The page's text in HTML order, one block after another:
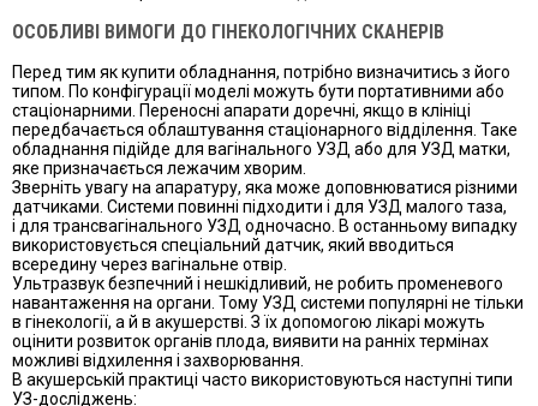
ОСОБЛИВІ ВИМОГИ ДО ГІНЕКОЛОГІЧНИХ СКАНЕРІВ
Перед тим як купити обладнання, потрібно визначитись з його
типом. По конфігурації моделі можуть бути портативними або
стаціонарними. Переносні апарати доречні, якщо в клініці
передбачається облаштування стаціонарного відділення. Таке
обладнання підійде для вагінального УЗД або для УЗД матки,
яке призначається лежачим хворим.
Зверніть увагу на апаратуру, яка може доповнюватися різними
датчиками. Системи повинні підходити і для УЗД малого таза,
і для трансвагінального УЗД одночасно. В останньому випадку
використовується спеціальний датчик, який вводиться
всередину через вагінальне отвір.
Ультразвук безпечний і нешкідливий, не робить променевого
навантаження на органи. Тому УЗД системи популярні не тільки
в гінекології, а й в акушерстві. З їх допомогою лікарі можуть
оцінити розвиток органів плода, виявити на ранніх термінах
можливі відхилення і захворювання.
В акушерській практиці часто використовуються наступні типи
УЗ-досліджень: